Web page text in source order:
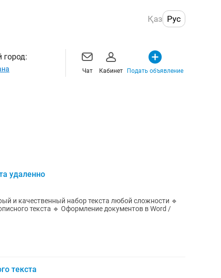
Қаз Рус
город:
Чат Кабинет Подать объявление
удаленно
текста 🔹 Оформление документов в Word /
текста